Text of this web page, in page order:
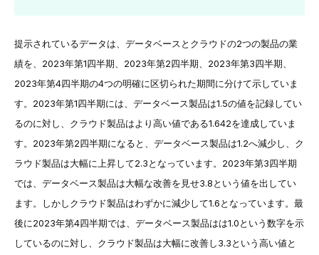
提示されているデータは、データベースとクラウドの2つの製品の業
績を、2023年第1四半期、2023年第2四半期、2023年第3四半期、
2023年第4四半期の4つの明確に区切られた期間に分けて示していま
す。2023年第1四半期には、データベース製品は1.5の値を記録してい
るのに対し、クラウド製品はより高い値である1.642を達成していま
す。2023年第2四半期になると、データベース製品は1.2へ減少し、ク
ラウド製品は大幅に上昇して2.3となっています。2023年第3四半期
では、データベース製品は大幅な改善を見せ3.8という値を出してい
ます。しかしクラウド製品はわずかに減少して1.6となっています。最
後に2023年第4四半期では、データベース製品はは1.0という数字を示
しているのに対し、クラウド製品は大幅に改善し3.3という高い値と